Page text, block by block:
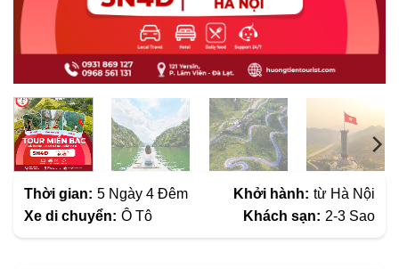
Thời gian: 5 Ngày 4 Đêm Khởi hành: từ Hà Nội
Xe di chuyển: Ô Tô Khách sạn: 2-3 Sao